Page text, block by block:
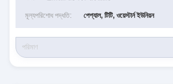
মূল্যপরিশোধ পদ্ধতি: পেপ্যাল, টিটি, ওয়েস্টার্ন ইউনিয়ন